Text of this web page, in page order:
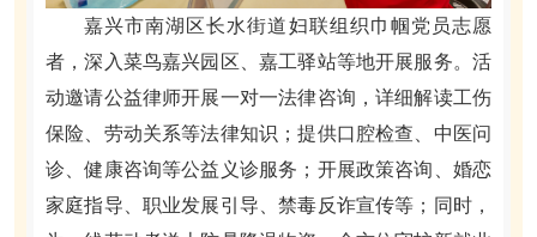
嘉兴市南湖区长水街道妇联组织巾帼党员志愿
者，深入菜鸟嘉兴园区、嘉工驿站等地开展服务。活
动邀请公益律师开展一对一法律咨询，详细解读工伤
保险、劳动关系等法律知识；提供口腔检查、中医问
诊、健康咨询等公益义诊服务；开展政策咨询、婚恋
家庭指导、职业发展引导、禁毒反诈宣传等；同时，